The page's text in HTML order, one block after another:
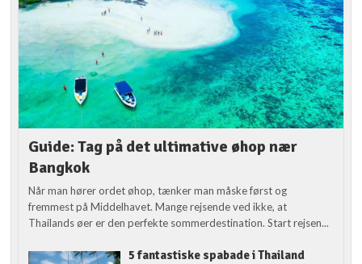
Guide: Tag på det ultimative øhop nær
Bangkok
Når man hører ordet øhop, tænker man måske først og
fremmest på Middelhavet. Mange rejsende ved ikke, at
Thailands øer er den perfekte sommerdestination. Start rejsen...
5 fantastiske spabade i Thailand